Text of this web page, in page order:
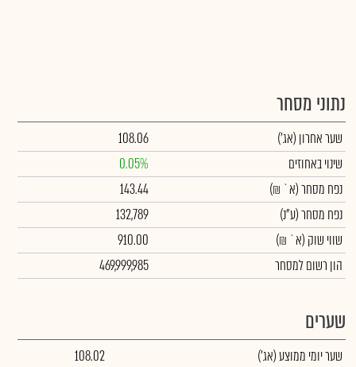
נתוני מסחר
שער אחרון (אג')
108.06
שינוי באחוזים
0.05%
נפח מסחר(א` ₪)
143.44
נפח מסחר(ע"נ)
132,789
שווי שוק (א` ₪)
910.00
הון רשום למסחר
469,999,985
שערים
שער יומי ממוצע(אג')
108.02